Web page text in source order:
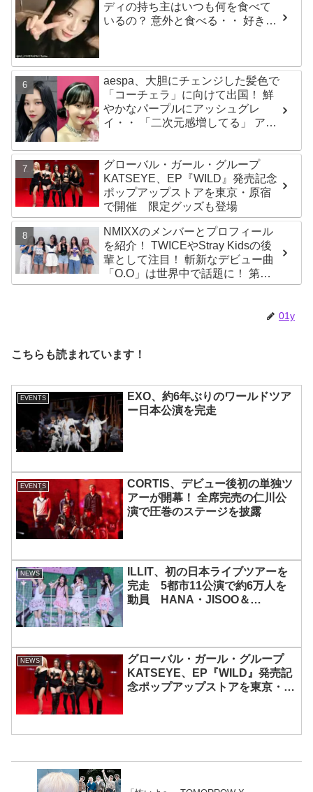
ディの持ち主はいつも何を食べて
いるの？ 意外と食べる・・ 好きな
aespa、大胆にチェンジした髪色で
「コーチェラ」に向けて出国！ 鮮
やかなパープルにアッシュグレ
イ・・ 「二次元感増してる」 アバ
グローバル・ガール・グループ
KATSEYE、EP『WILD』発売記念
ポップアップストアを東京・原宿
で開催 限定グッズも登場
NMIXXのメンバーとプロフィール
を紹介！ TWICEやStray Kidsの後
輩として注目！ 斬新なデビュー曲
「O.O」は世界中で話題に！ 第４
世代を代表する美女ソリュンをは
01y
こちらも読まれています！
EVENTS
EXO、約6年ぶりのワールドツア
ー日本公演を完走
EVENTS
CORTIS、デビュー後初の単独ツ
アーが開幕！ 全席完売の仁川公
演で圧巻のステージを披露
NEWS
ILLIT、初の日本ライブツアーを
完走 5都市11公演で約6万人を
動員 HANA・JISOO＆
NEWS
グローバル・ガール・グループ
KATSEYE、EP『WILD』発売記
念ポップアップストアを東京・原